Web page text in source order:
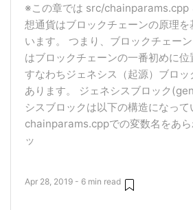
※この章では src/chainparams.cpp
想通貨はブロックチェーンの原理を
います。 つまり、ブロックチェー
はブロックチェーンの一番初めに位
すなわちジェネシス（起源）ブロ
あります。 ジェネシスブロック
シスブロックは以下の構造になっ
chainparams.cppでの変数名をあら
ッ
Apr 28, 2019 - 6 min read